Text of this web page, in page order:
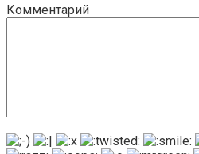
Комментарий